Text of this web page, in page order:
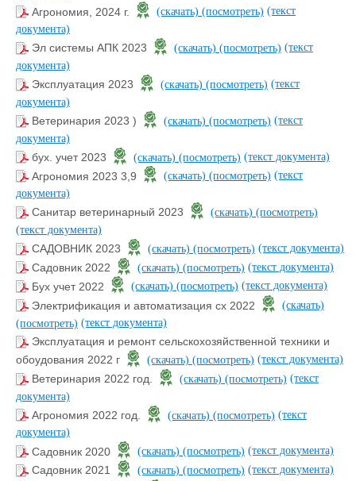
Агрономия, 2024 г. (скачать) (посмотреть) (текст
документа)
Эл системы АПК 2023 (скачать) (посмотреть) (текст
документа)
Эксплуатация 2023 (скачать) (посмотреть) (текст
документа)
Ветеринария 2023 ) (скачать) (посмотреть) (текст
документа)
бух. учет 2023 (скачать) (посмотреть) (текст документа)
Агрономия 2023 3,9 (скачать) (посмотреть) (текст
документа)
Санитар ветеринарный 2023 (скачать) (посмотреть)
(текст документа)
САДОВНИК 2023 (скачать) (посмотреть) (текст документа)
Садовник 2022 (скачать) (посмотреть) (текст документа)
Бух учет 2022 (скачать) (посмотреть) (текст документа)
Электрификация и автоматизация сх 2022
(скачать)
(посмотреть) (текст документа)
Эксплуатация и ремонт сельскохозяйственной техники и
обоудования 2022 г
(скачать) (посмотреть) (текст документа)
Ветеринария 2022 год. (скачать) (посмотреть) (текст
документа)
Агрономия 2022 год. (скачать) (посмотреть) (текст
документа)
Садовник 2020 (скачать) (посмотреть) (текст документа)
Садовник 2021 (скачать) (посмотреть) (текст документа)